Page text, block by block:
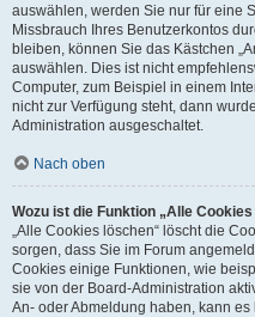
auswählen, werden Sie nur für eine
Missbrauch Ihres Benutzerkontos
bleiben, können Sie das Kästchen
auswählen. Dies ist nicht
Computer, zum Beispiel in einem
nicht zur Verfügung steht, dann
Administration ausgeschaltet.
Nach oben
Wozu ist die Funktion „Alle
„Alle Cookies löschen“ löscht die
sorgen, dass Sie im Forum
Cookies einige Funktionen, wie
sie von der Board-Administration
An- oder Abmeldung haben, kann